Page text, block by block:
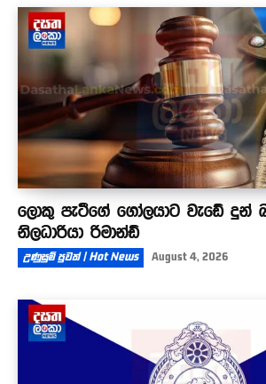
ලොකු පැටීගේ ගෝලයාට වැඩේ
නිලධාරියා රිමාන්ඩ්
උණුසුම් පුවත් | Hot News August 4, 2026